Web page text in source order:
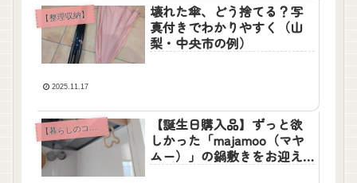
【整理収納】
壊れた傘、どう捨てる？写
真付きでわかりやすく（山
梨・中央市の例）
2025.11.17
【
暮らしのコラム】
【誕生日購入品】ずっと欲
しかった「majamoo（マヤ
ムー）」の鍋敷きをお迎え